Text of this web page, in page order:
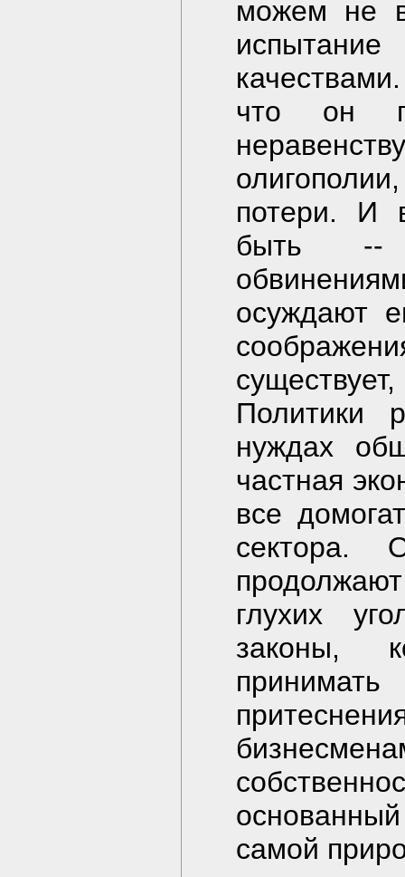
можем не
что он
потери. И
быть --
осуждают
Политики
нуждах
частная
все
сектора.
глухих
законы,
самой